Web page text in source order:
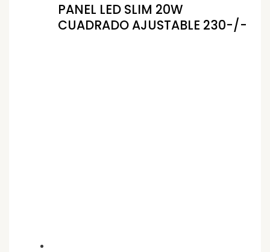
PANEL LED SLIM 20W
CUADRADO AJUSTABLE 230-/-